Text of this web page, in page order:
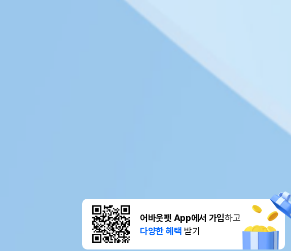
어바웃펫 App에서 가입하고
다양한 혜택 받기